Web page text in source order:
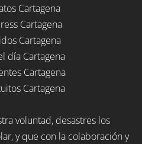
Cartagena
Cartagena
Cartagena
día Cartagena
Cartagena
Cartagena
voluntad, desastres los
y que con la colaboración y